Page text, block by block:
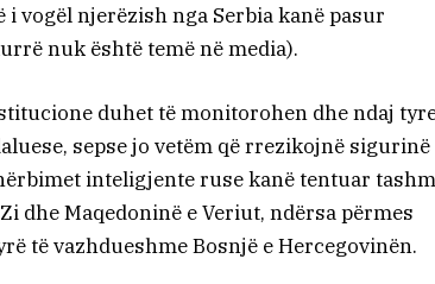
vogël njerëzish nga Serbia kanë pasur
nuk është temë në media).
duhet të monitorohen dhe ndaj
sepse jo vetëm që rrezikojnë sigurinë
inteligjente ruse kanë tentuar
dhe Maqedoninë e Veriut, ndërsa përmes
të vazhdueshme Bosnjë e Hercegovinën.